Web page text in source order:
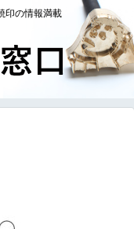
印の情報満載